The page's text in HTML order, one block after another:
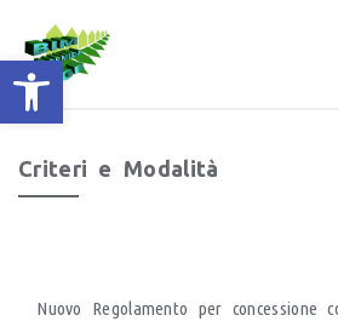
apri la barra
Criteri e Modalità
Nuovo Regolamento per